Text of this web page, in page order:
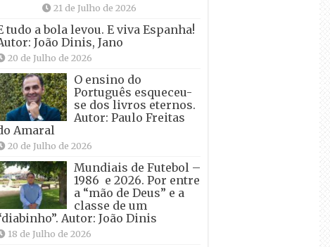
21 de Julho de 2026
tudo a bola levou. E viva Espanha!
João Dinis, Jano
20 de Julho de 2026
O ensino do
Português esqueceu-
se dos livros eternos.
Autor: Paulo Freitas
Amaral
20 de Julho de 2026
Mundiais de Futebol –
1986 e 2026. Por entre
a “mão de Deus” e a
classe de um
Autor: João Dinis
18 de Julho de 2026